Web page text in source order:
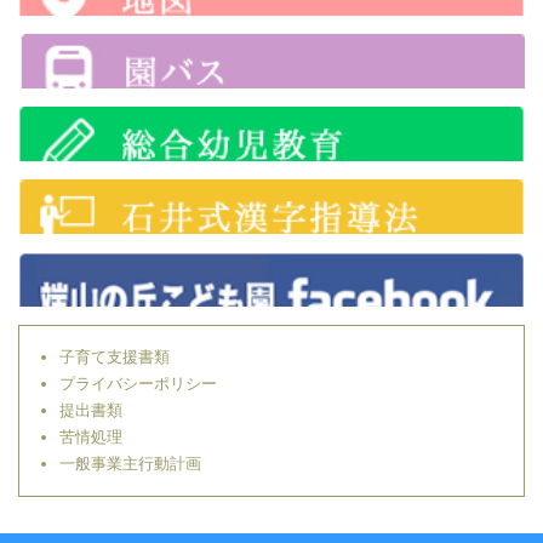
子育て支援書類
プライバシーポリシー
提出書類
苦情処理
一般事業主行動計画